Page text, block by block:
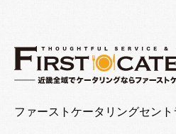
ファーストケータリングセン